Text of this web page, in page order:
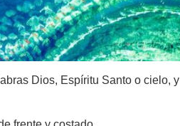
Dios, Espíritu Santo o cielo, y